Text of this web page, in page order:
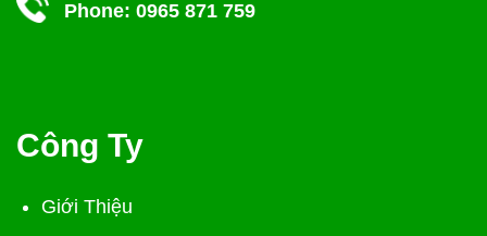
Phone: 0965 871 759
Công Ty
Giới Thiệu